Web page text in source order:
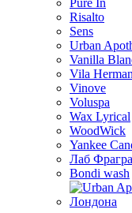
Pure In
Risalto
Sens
Urban
Vanilla
Vila
Vinove
Voluspa
Wax Lyrical
WoodWick
Yankee
Лаб
Bondi wash